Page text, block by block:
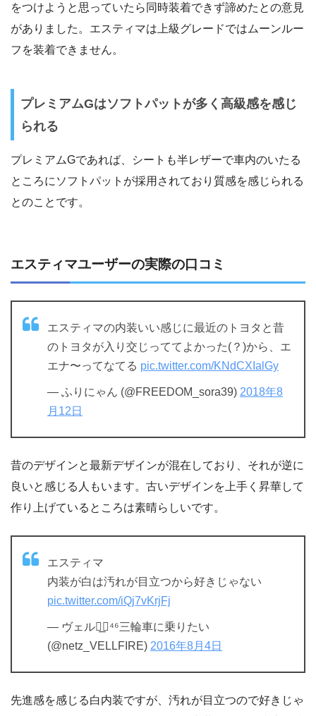
をつけようと思っていたら同時装着できず諦めたとの意見
がありました。エスティマは上級グレードではムーンルー
フを装着できません。
プレミアムGはソフトパットが多く高級感を感じ
られる
プレミアムGであれば、シートも半レザーで車内のいたる
ところにソフトパットが採用されており質感を感じられる
とのことです。
エスティマユーザーの実際の口コミ
エスティマの内装いい感じに最近のトヨタと昔
のトヨタが入り交じっててよかった(？)から、エ
エナ〜ってなてる pic.twitter.com/KNdCXIalGy
— ふりにゃん (@FREEDOM_sora39) 2018年8
月12日
昔のデザインと最新デザインが混在しており、それが逆に
良いと感じる人もいます。古いデザインを上手く昇華して
作り上げているところは素晴らしいです。
エスティマ
内装が白は汚れが目立つから好きじゃない
pic.twitter.com/iQj7vKrjFj
— ヴェル◢͟￨⁴⁶三輪車に乗りたい
(@netz_VELLFIRE) 2016年8月4日
先進感を感じる白内装ですが、汚れが目立つので好きじゃ